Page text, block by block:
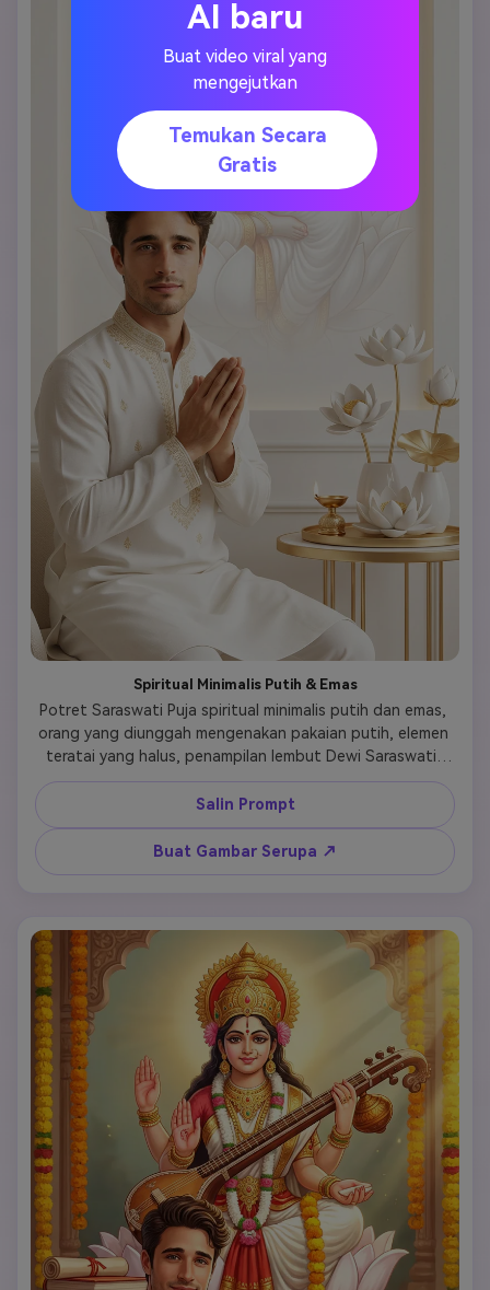
Spiritual Minimalis Putih & Emas
Potret Saraswati Puja spiritual minimalis putih dan emas,
orang yang diunggah mengenakan pakaian putih, elemen
teratai yang halus, penampilan lembut Dewi Saraswati,
latar belakang bersih, gaya devosional yang elegan dan
modern
Salin Prompt
Buat Gambar Serupa ↗
AI baru
Buat video viral yang
mengejutkan
Temukan Secara
Gratis